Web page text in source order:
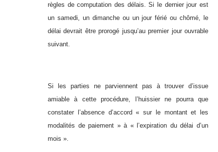
règles de computation des délais. Si le dernier jour est
un samedi, un dimanche ou un jour férié ou chômé, le
délai devrait être prorogé jusqu’au premier jour ouvrable
suivant.
Si les parties ne parviennent pas à trouver d’issue
amiable à cette procédure, l’huissier ne pourra que
constater l’absence d’accord « sur le montant et les
modalités de paiement » à « l’expiration du délai d’un
mois ».